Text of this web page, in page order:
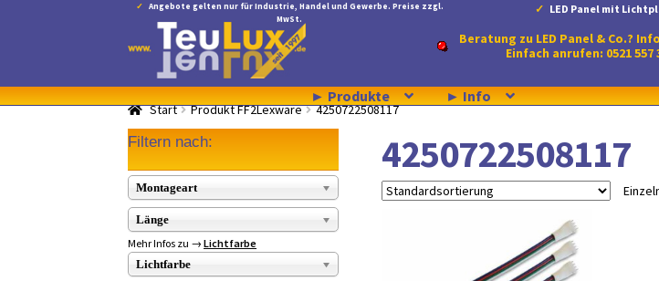
Angebote gelten nur für Industrie, Handel und Gewerbe. Preise zzgl.
MwSt.
LED Panel mit
Navigation
springen
Inhalt
springen
Beratung zu LED Panel & Co.?
Einfach anrufen: 0521 557
► Produkte ► Info
Start Produkt FF2Lexware 4250722508117
4250722508117
Filtern nach:
Montageart
Länge
Mehr Infos zu →Lichtfarbe
Lichtfarbe